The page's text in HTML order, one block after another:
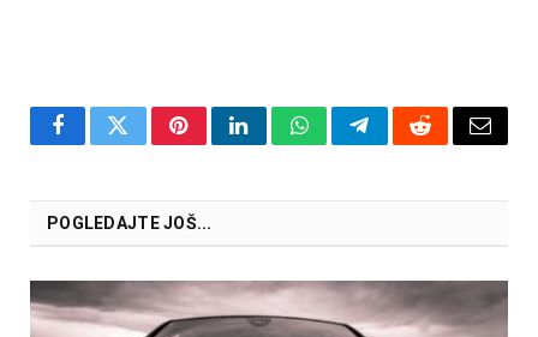
FacebookTwitterPinterestLinkedInWhatsAppTelegramRedditEmail
POGLEDAJTE JOŠ...